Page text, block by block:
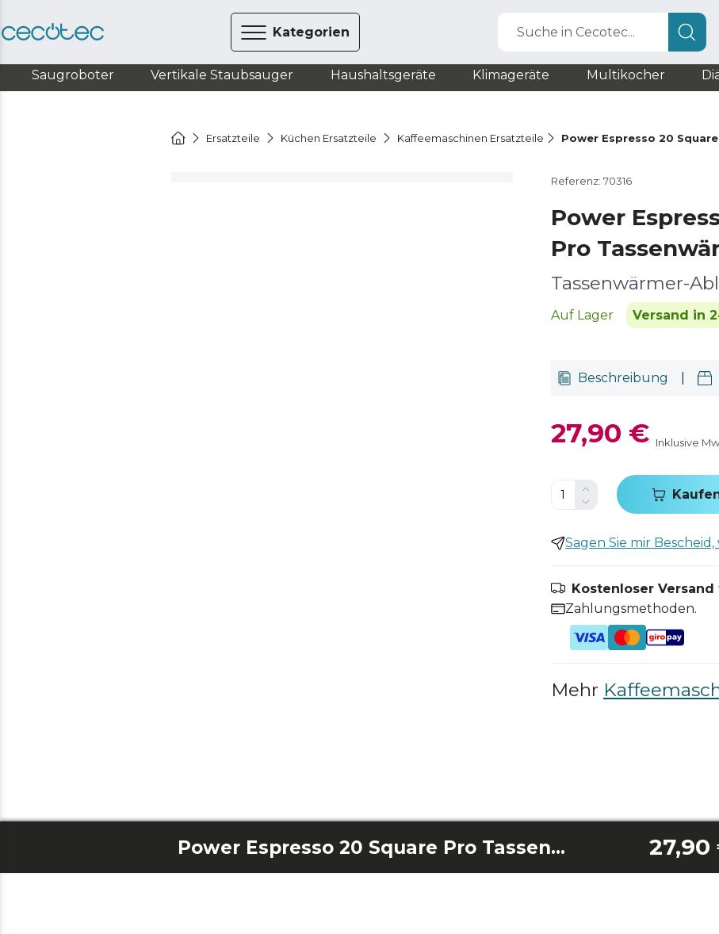
Kategorien Suche in Cecotec...
Saugroboter Vertikale Staubsauger Haushaltsgeräte Klimageräte Multikocher
Ersatzteile Küchen Ersatzteile Kaffeemaschinen Ersatzteile Power Espresso 20
Referenz: 70316
Power
Pro
Tassenwärmer-
Auf Lager Versand in
Beschreibung
27,90 € Inklusive
Sagen Sie mir
Kostenloser
Zahlungsmethoden.
Mehr
Power Espresso 20 Square Pro Tassenwärmertablett 27,90